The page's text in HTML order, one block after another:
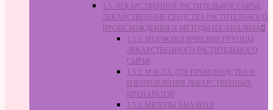
1.5. ЛЕКАРСТВЕННОЕ РАСТИТЕЛЬНОЕ СЫРЬЁ,
ЛЕКАРСТВЕННЫЕ СРЕДСТВА РАСТИТЕЛЬНОГО
ПРОИСХОЖДЕНИЯ И МЕТОДЫ ИХ АНАЛИЗА
1.5.1. МОРФОЛОГИЧЕСКИЕ ГРУППЫ
ЛЕКАРСТВЕННОГО РАСТИТЕЛЬНОГО
СЫРЬЯ
1.5.2. МАСЛА ДЛЯ ПРОИЗВОДСТВА И
ИЗГОТОВЛЕНИЯ ЛЕКАРСТВЕННЫХ
ПРЕПАРАТОВ
1.5.3. МЕТОДЫ АНАЛИЗА